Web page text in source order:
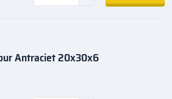
Antraciet 20x30x6